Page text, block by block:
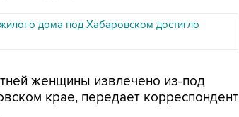
дома под Хабаровском достигло
женщины извлечено из-под
крае, передает корреспондент